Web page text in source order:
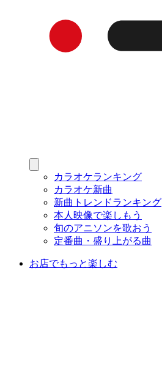
カラオケランキング
カラオケ新曲
新曲トレンドランキング
本人映像で楽しもう
旬のアニソンを歌おう
定番曲・盛り上がる曲
お店でもっと楽しむ